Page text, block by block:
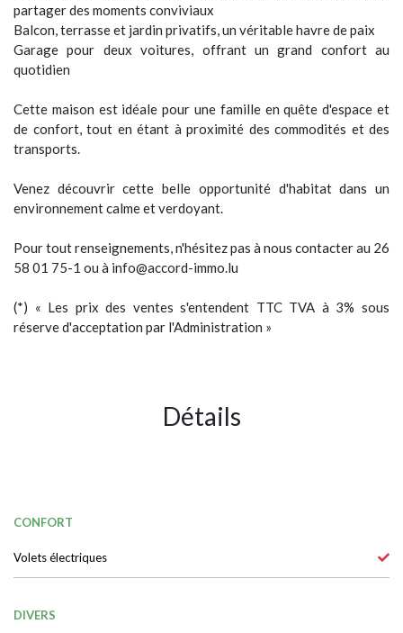
partager des moments conviviaux
Balcon, terrasse et jardin privatifs, un véritable havre de paix
Garage pour deux voitures, offrant un grand confort au
quotidien
Cette maison est idéale pour une famille en quête d'espace et
de confort, tout en étant à proximité des commodités et des
transports.
Venez découvrir cette belle opportunité d'habitat dans un
environnement calme et verdoyant.
Pour tout renseignements, n'hésitez pas à nous contacter au 26
58 01 75-1 ou à info@accord-immo.lu
(*) « Les prix des ventes s'entendent TTC TVA à 3% sous
réserve d'acceptation par l'Administration »
Détails
CONFORT
Volets électriques
DIVERS